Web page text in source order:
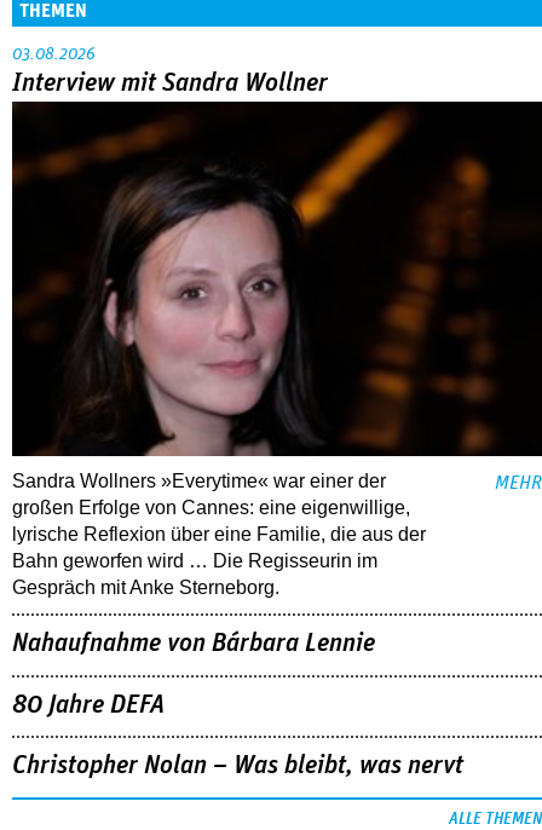
THEMEN
03.08.2026
Interview mit Sandra Wollner
Sandra Wollners »Everytime« war einer der
großen Erfolge von Cannes: eine eigenwillige,
lyrische Reflexion über eine ­Familie, die aus der
Bahn geworfen wird … Die Regisseurin im
Gespräch mit Anke Sterneborg.
MEHR
Nahaufnahme von Bárbara Lennie
80 Jahre DEFA
Christopher Nolan – Was bleibt, was nervt
ALLE THEMEN